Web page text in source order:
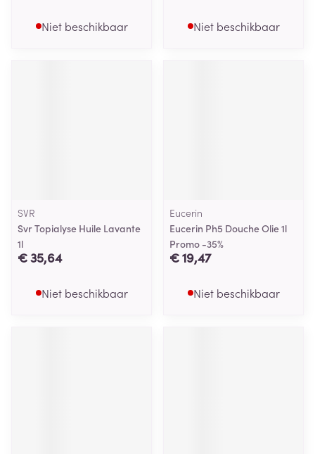
Niet beschikbaar Niet beschikbaar
SVR
Svr Topialyse Huile Lavante
1l
€ 35,64
Niet beschikbaar
Eucerin
Eucerin Ph5 Douche Olie 1l
Promo -35%
€ 19,47
Niet beschikbaar